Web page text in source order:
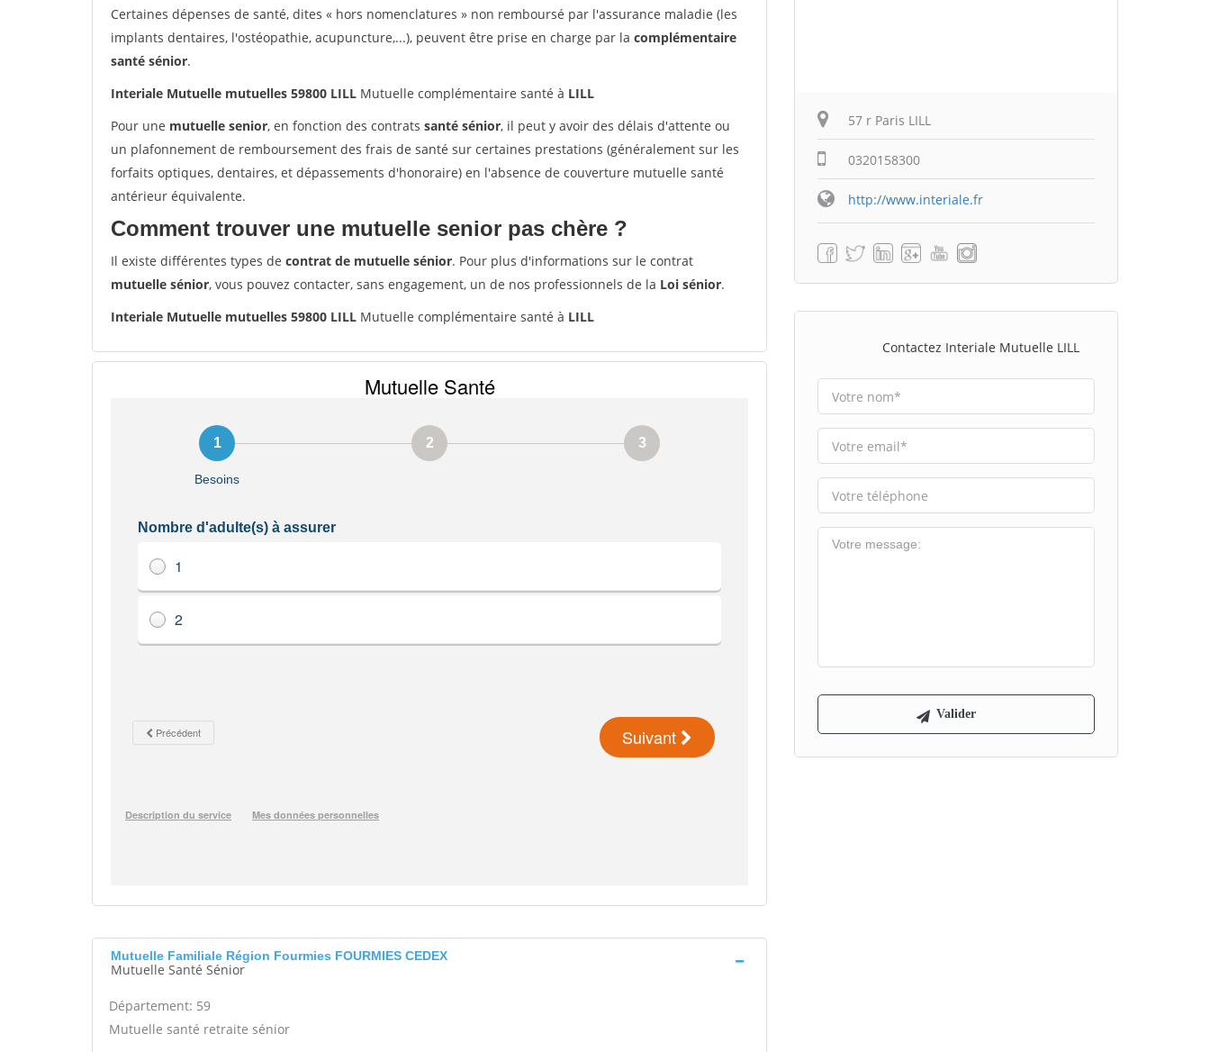
Certaines dépenses de santé, dites « hors nomenclatures » non remboursé par l'assurance maladie (les
implants dentaires, l'ostéopathie, acupuncture,...), peuvent être prise en charge par la complémentaire
santé sénior.
Interiale Mutuelle mutuelles 59800 LILL Mutuelle complémentaire santé à LILL
Pour une mutuelle senior, en fonction des contrats santé sénior, il peut y avoir des délais d'attente ou
un plafonnement de remboursement des frais de santé sur certaines prestations (généralement sur les
forfaits optiques, dentaires, et dépassements d'honoraire) en l'absence de couverture mutuelle santé
antérieur équivalente.
Comment trouver une mutuelle senior pas chère ?
Il existe différentes types de contrat de mutuelle sénior. Pour plus d'informations sur le contrat
mutuelle sénior, vous pouvez contacter, sans engagement, un de nos professionnels de la Loi sénior.
Interiale Mutuelle mutuelles 59800 LILL Mutuelle complémentaire santé à LILL
Mutuelle Familiale Région Fourmies FOURMIES CEDEX
Mutuelle Santé Sénior
Département: 59
Mutuelle santé retraite sénior
57 r Paris LILL
0320158300
http://www.interiale.fr
Contactez Interiale Mutuelle LILL